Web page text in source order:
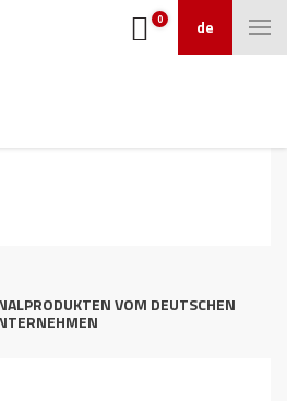
de
0
VOM DEUTSCHEN